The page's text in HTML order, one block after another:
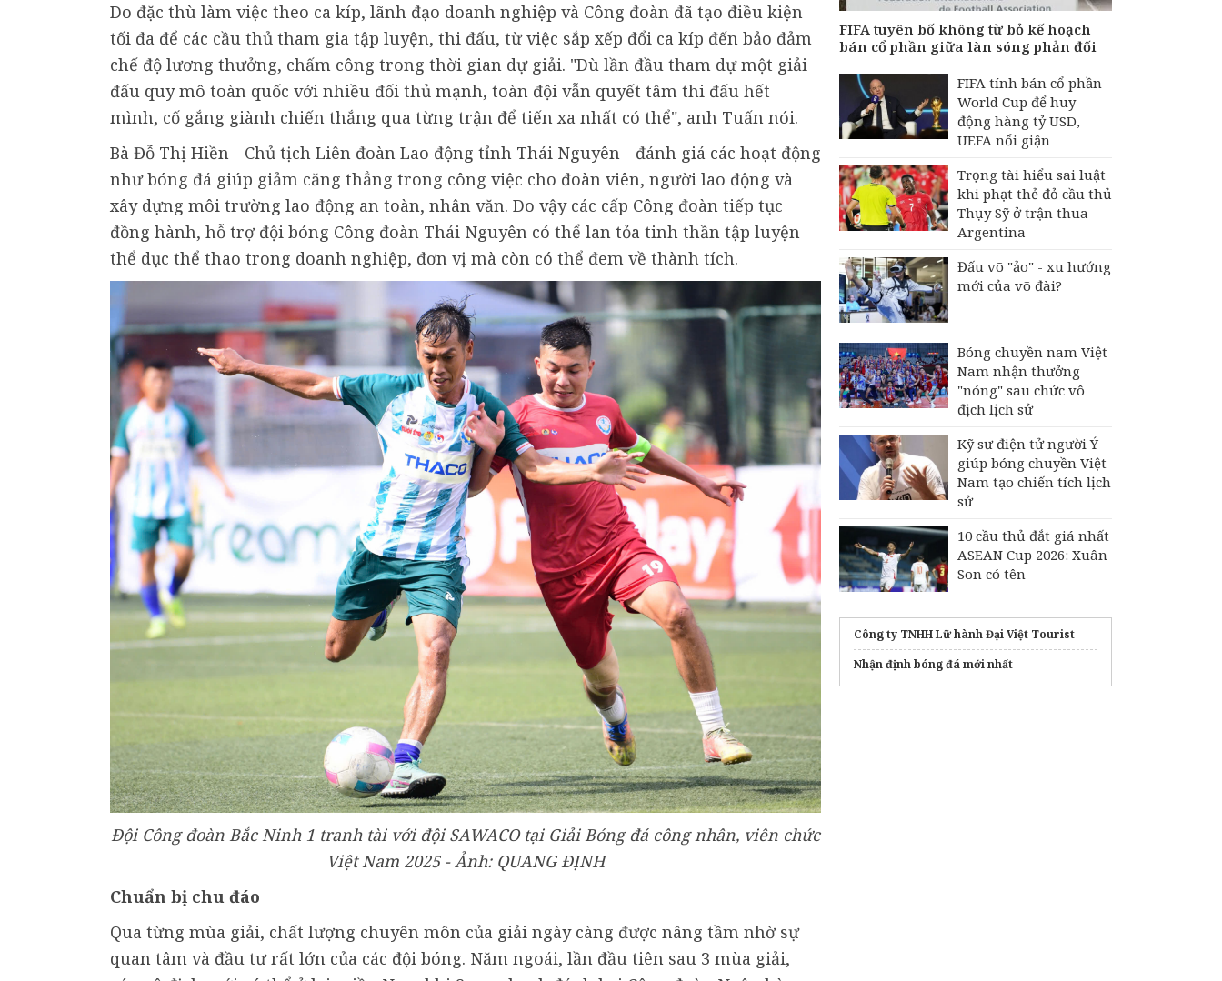
Do đặc thù làm việc theo ca kíp, lãnh đạo doanh nghiệp và Công đoàn đã tạo điều kiện
tối đa để các cầu thủ tham gia tập luyện, thi đấu, từ việc sắp xếp đổi ca kíp đến bảo đảm
chế độ lương thưởng, chấm công trong thời gian dự giải. "Dù lần đầu tham dự một giải
đấu quy mô toàn quốc với nhiều đối thủ mạnh, toàn đội vẫn quyết tâm thi đấu hết
mình, cố gắng giành chiến thắng qua từng trận để tiến xa nhất có thể", anh Tuấn nói.
Bà Đỗ Thị Hiền - Chủ tịch Liên đoàn Lao động tỉnh Thái Nguyên - đánh giá các hoạt động
như bóng đá giúp giảm căng thẳng trong công việc cho đoàn viên, người lao động và
xây dựng môi trường lao động an toàn, nhân văn. Do vậy các cấp Công đoàn tiếp tục
đồng hành, hỗ trợ đội bóng Công đoàn Thái Nguyên có thể lan tỏa tinh thần tập luyện
thể dục thể thao trong doanh nghiệp, đơn vị mà còn có thể đem về thành tích.
Đội Công đoàn Bắc Ninh 1 tranh tài với đội SAWACO tại Giải Bóng đá công nhân, viên chức
Việt Nam 2025 - Ảnh: QUANG ĐỊNH
Chuẩn bị chu đáo
Qua từng mùa giải, chất lượng chuyên môn của giải ngày càng được nâng tầm nhờ sự
quan tâm và đầu tư rất lớn của các đội bóng. Năm ngoái, lần đầu tiên sau 3 mùa giải,
FIFA tuyên bố không từ bỏ kế hoạch
bán cổ phần giữa làn sóng phản đối
FIFA tính bán cổ phần
World Cup để huy
động hàng tỷ USD,
UEFA nổi giận
Trọng tài hiểu sai luật
khi phạt thẻ đỏ cầu thủ
Thụy Sỹ ở trận thua
Argentina
Đấu võ "ảo" - xu hướng
mới của võ đài?
Bóng chuyền nam Việt
Nam nhận thưởng
"nóng" sau chức vô
địch lịch sử
Kỹ sư điện tử người Ý
giúp bóng chuyền Việt
Nam tạo chiến tích lịch
sử
10 cầu thủ đắt giá nhất
ASEAN Cup 2026: Xuân
Son có tên
Công ty TNHH Lữ hành Đại Việt Tourist
Nhận định bóng đá mới nhất